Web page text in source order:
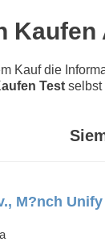
Kauf die
Test selbst
M?nch